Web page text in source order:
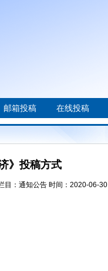
邮箱投稿 在线投稿
》投稿方式
目： 通知公告 时间：2020-06-30